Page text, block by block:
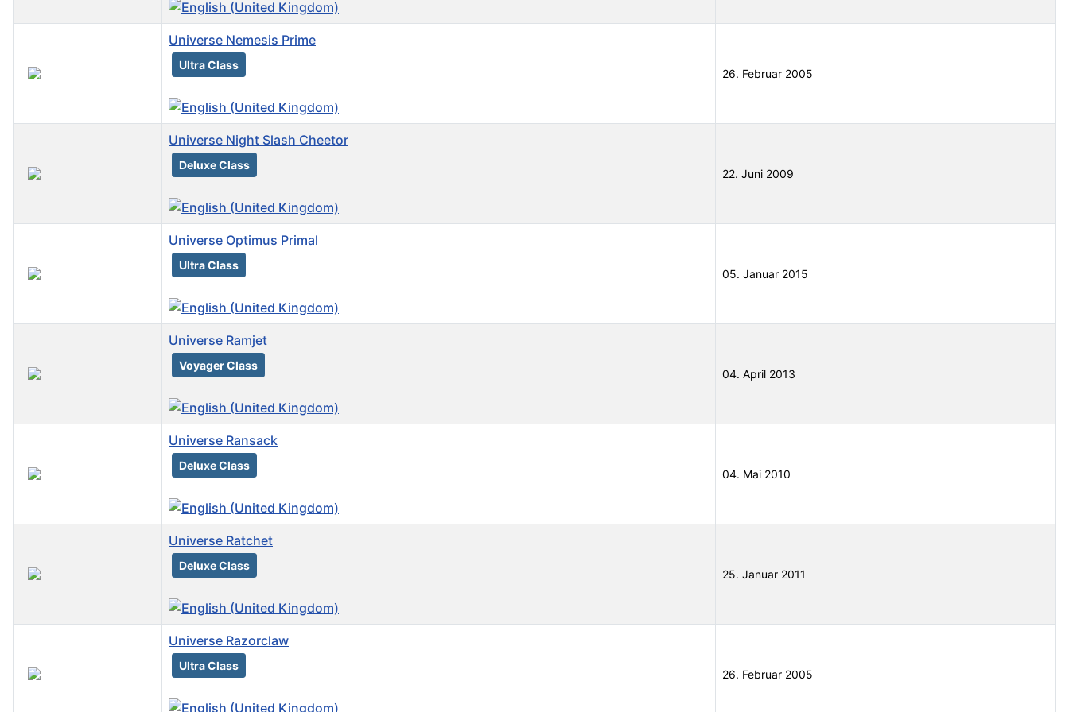
Universe Nemesis Prime
Ultra Class
26. Februar 2005
Universe Night Slash Cheetor
Deluxe Class
22. Juni 2009
Universe Optimus Primal
Ultra Class
05. Januar 2015
Universe Ramjet
Voyager Class
04. April 2013
Universe Ransack
Deluxe Class
04. Mai 2010
Universe Ratchet
Deluxe Class
25. Januar 2011
Universe Razorclaw
Ultra Class
26. Februar 2005